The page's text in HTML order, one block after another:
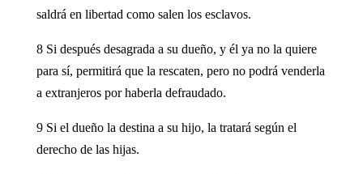
saldrá en libertad como salen los esclavos.
8 Si después desagrada a su dueño, y él ya no la quiere
para sí, permitirá que la rescaten, pero no podrá venderla
a extranjeros por haberla defraudado.
9 Si el dueño la destina a su hijo, la tratará según el
derecho de las hijas.